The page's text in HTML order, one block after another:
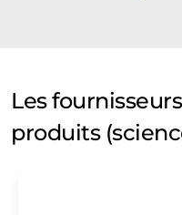
Les
produits